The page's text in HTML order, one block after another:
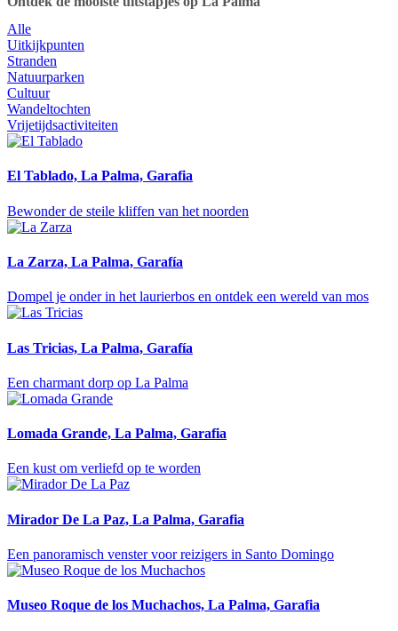
Alle
Uitkijkpunten
Stranden
Natuurparken
Cultuur
Wandeltochten
Vrijetijdsactiviteiten
El Tablado, La Palma, Garafia
Bewonder de steile kliffen van het noorden
La Zarza, La Palma, Garafía
Dompel je onder in het laurierbos en ontdek een wereld van mos
Las Tricias, La Palma, Garafía
Een charmant dorp op La Palma
Lomada Grande, La Palma, Garafia
Een kust om verliefd op te worden
Mirador De La Paz, La Palma, Garafia
Een panoramisch venster voor reizigers in Santo Domingo
Museo Roque de los Muchachos, La Palma, Garafia